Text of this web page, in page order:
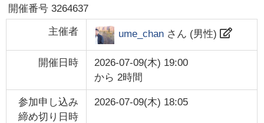
開催番号3264637
主催者 ume_chanさん (男性)
開催日時
2026-07-09(木) 19:00
から 2時間
参加申し込み
締め切り日時
2026-07-09(木) 18:05